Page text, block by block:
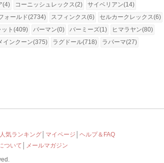
(4) コーニッシュレックス(2)
サイベリアン(14)
ォールド(2734) スフィンクス(6)
セルカークレックス(6)
ット(409) バーマン(0) バーミーズ(1)
ヒマラヤン(80)
インクーン(375) ラグドール(718)
ラパーマ(27)
気ランキング│ マイページ
ヘルプ＆FAQ
ついて
メールマガジン